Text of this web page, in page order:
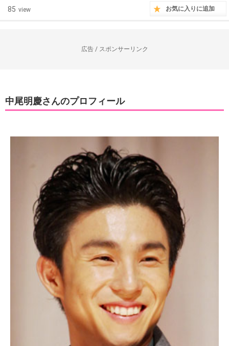
85 view お気に入りに追加
広告 / スポンサーリンク
中尾明慶さんのプロフィール